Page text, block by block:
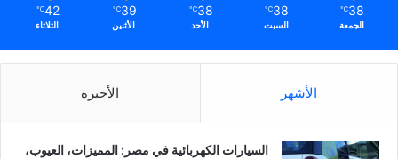
38
℃
الجمعة
38
℃
السبت
38
℃
الأحد
39
℃
الأثنين
42
℃
الثلاثاء
الأشهر الأخيرة
السيارات الكهربائية في مصر: المميزات، العيوب،